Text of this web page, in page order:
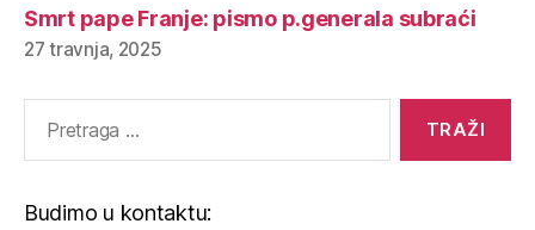
Smrt pape Franje: pismo p.generala subraći
27 travnja, 2025
Budimo u kontaktu: